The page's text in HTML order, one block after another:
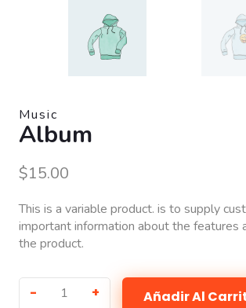
Music
Album
$15.00
This is a variable product. is to supply
important information about the features
the product.
Añadir Al